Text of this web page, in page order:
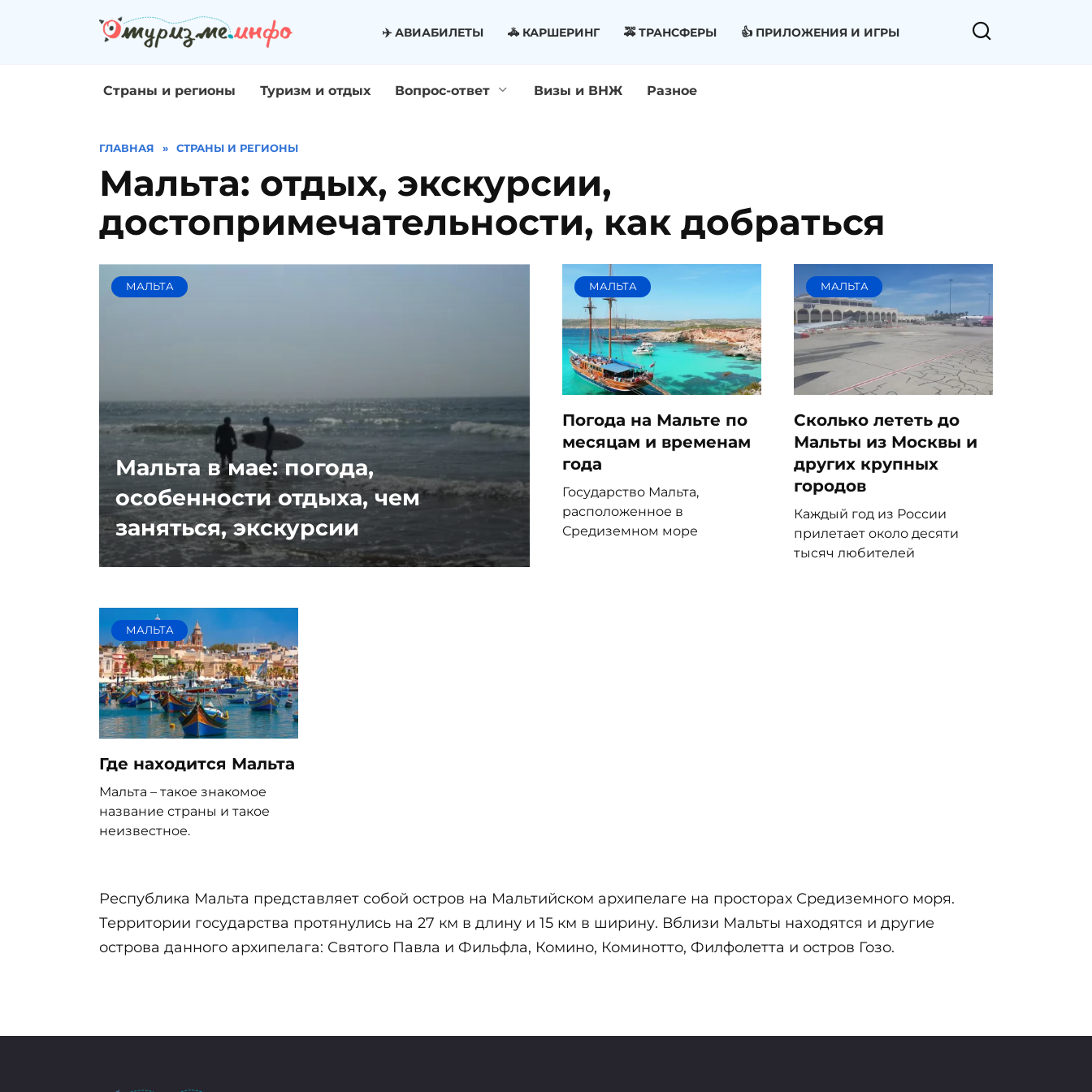
✈️ АВИАБИЛЕТЫ 🚓 КАРШЕРИНГ 🚕 ТРАНСФЕРЫ 👍 ПРИЛОЖЕНИЯ И ИГРЫ
Страны и регионы Туризм и отдых Вопрос-ответ Визы и ВНЖ Разное
ГЛАВНАЯ » СТРАНЫ И РЕГИОНЫ
Мальта: отдых, экскурсии,
достопримечательности, как добраться
МАЛЬТА
Мальта в мае: погода,
особенности отдыха, чем
заняться, экскурсии
МАЛЬТА
Погода на Мальте по
месяцам и временам
года
Государство Мальта,
расположенное в
Средиземном море
МАЛЬТА
Сколько лететь до
Мальты из Москвы и
других крупных
городов
Каждый год из России
прилетает около десяти
тысяч любителей
МАЛЬТА
Где находится Мальта
Мальта – такое знакомое
название страны и такое
неизвестное.
Республика Мальта представляет собой остров на Мальтийском архипелаге на просторах Средиземного моря.
Территории государства протянулись на 27 км в длину и 15 км в ширину. Вблизи Мальты находятся и другие
острова данного архипелага: Святого Павла и Фильфла, Комино, Коминотто, Филфолетта и остров Гозо.